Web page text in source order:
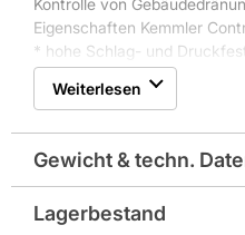
Kontrolle von
Eigenschaften Kemmler
* hohe Schlag- und
* drei Zuläufe für Dränrohre
* zur Verbesserung der
Weiterlesen
Gewicht & techn.
Farbbezeichnung lt.
Lagerbestand